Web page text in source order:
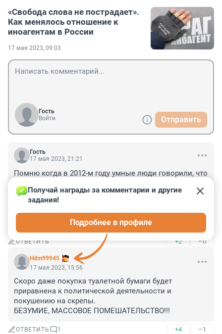
«Свобода слова не пострадает».
Как менялось отношение к
иноагентам в России
17 мая 2023, 09:03
Гость
Войти
Отправить
Гость
17 мая 2023, 21:21
Помню когда в 2012-м году умные люди говорили, что
называли белками-истеричками. Прошло 11 лет и
страна опять превратилась в тоталитарную диктатуру,
а те кто смеялся сейчас уверены, что это происки
врагов. Не на зеркало же пенять, в самом деле.
ОТВЕТИТЬ +2 –0
Hdm99945
Получай награды за комментарии и другие
задания!
Подробнее в профиле
17 мая 2023, 15:56
Скоро даже покупка туалетной бумаги будет
приравнена к политической деятельности и
покушению на скрепы.
БЕЗУМИЕ, МАССОВОЕ ПОМЕШАТЕЛЬСТВО!!!
ОТВЕТИТЬ 1 +4 –1